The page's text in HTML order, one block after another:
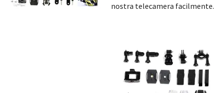
nostra telecamera facilmente.